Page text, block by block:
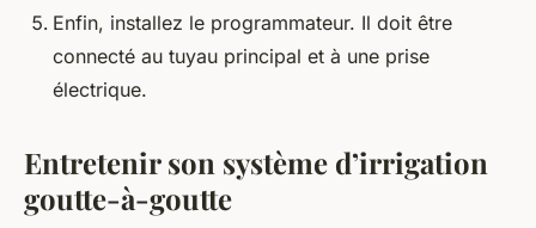
Enfin, installez le programmateur. Il doit être
connecté au tuyau principal et à une prise
électrique.
Entretenir son système d’irrigation
goutte-à-goutte